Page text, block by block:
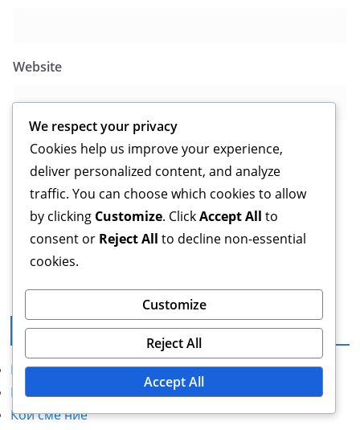
Website
Save my name, email, and website in this browser for
the next time I comment.
Правна информация
Политика за защита на данните
Контакт
Кои сме ние
We respect your privacy
Cookies help us improve your experience,
deliver personalized content, and analyze
traffic. You can choose which cookies to allow
by clicking Customize. ClickAccept All to
consent or Reject All to decline non-essential
cookies.
Customize
Reject All
Accept All